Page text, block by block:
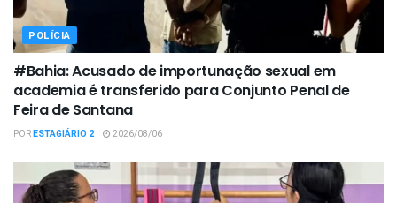
POLÍCIA
#Bahia: Acusado de importunação sexual em
academia é transferido para Conjunto Penal de
Feira de Santana
PORESTAGIÁRIO 2 2026/08/06